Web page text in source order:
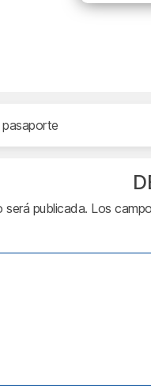
pasaporte
publicada. Los